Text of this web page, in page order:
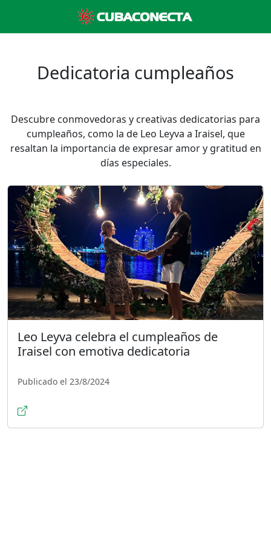
Dedicatoria cumpleaños
Descubre conmovedoras y creativas dedicatorias para
cumpleaños, como la de Leo Leyva a Iraisel, que
resaltan la importancia de expresar amor y gratitud en
días especiales.
Leo Leyva celebra el cumpleaños de
Iraisel con emotiva dedicatoria
Publicado el 23/8/2024